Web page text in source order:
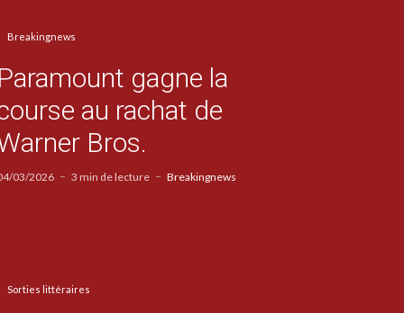
Breakingnews
gagne la
au rachat de
Bros.
03/2026 3 min de lecture Breakingnews
Sorties littéraires